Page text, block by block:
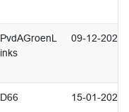
PvdAGroenL
inks
09-12-2025
D66 15-01-2026